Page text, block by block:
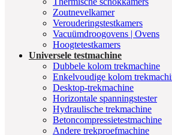
Zoutnevelkamer
Verouderingstestkamers
Vacuümdroogovens | Ovens
Hoogtetestkamers
Universele testmachine
Dubbele kolom trekmachine
Enkelvoudige kolom
Desktop-trekmachine
Horizontale spanningstester
Hydraulische trekmachine
Betoncompressietestmachine
Andere trekproefmachine